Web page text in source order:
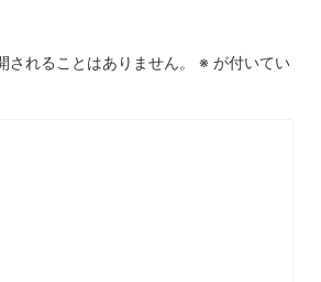
されることはありません。 ※ が付いてい